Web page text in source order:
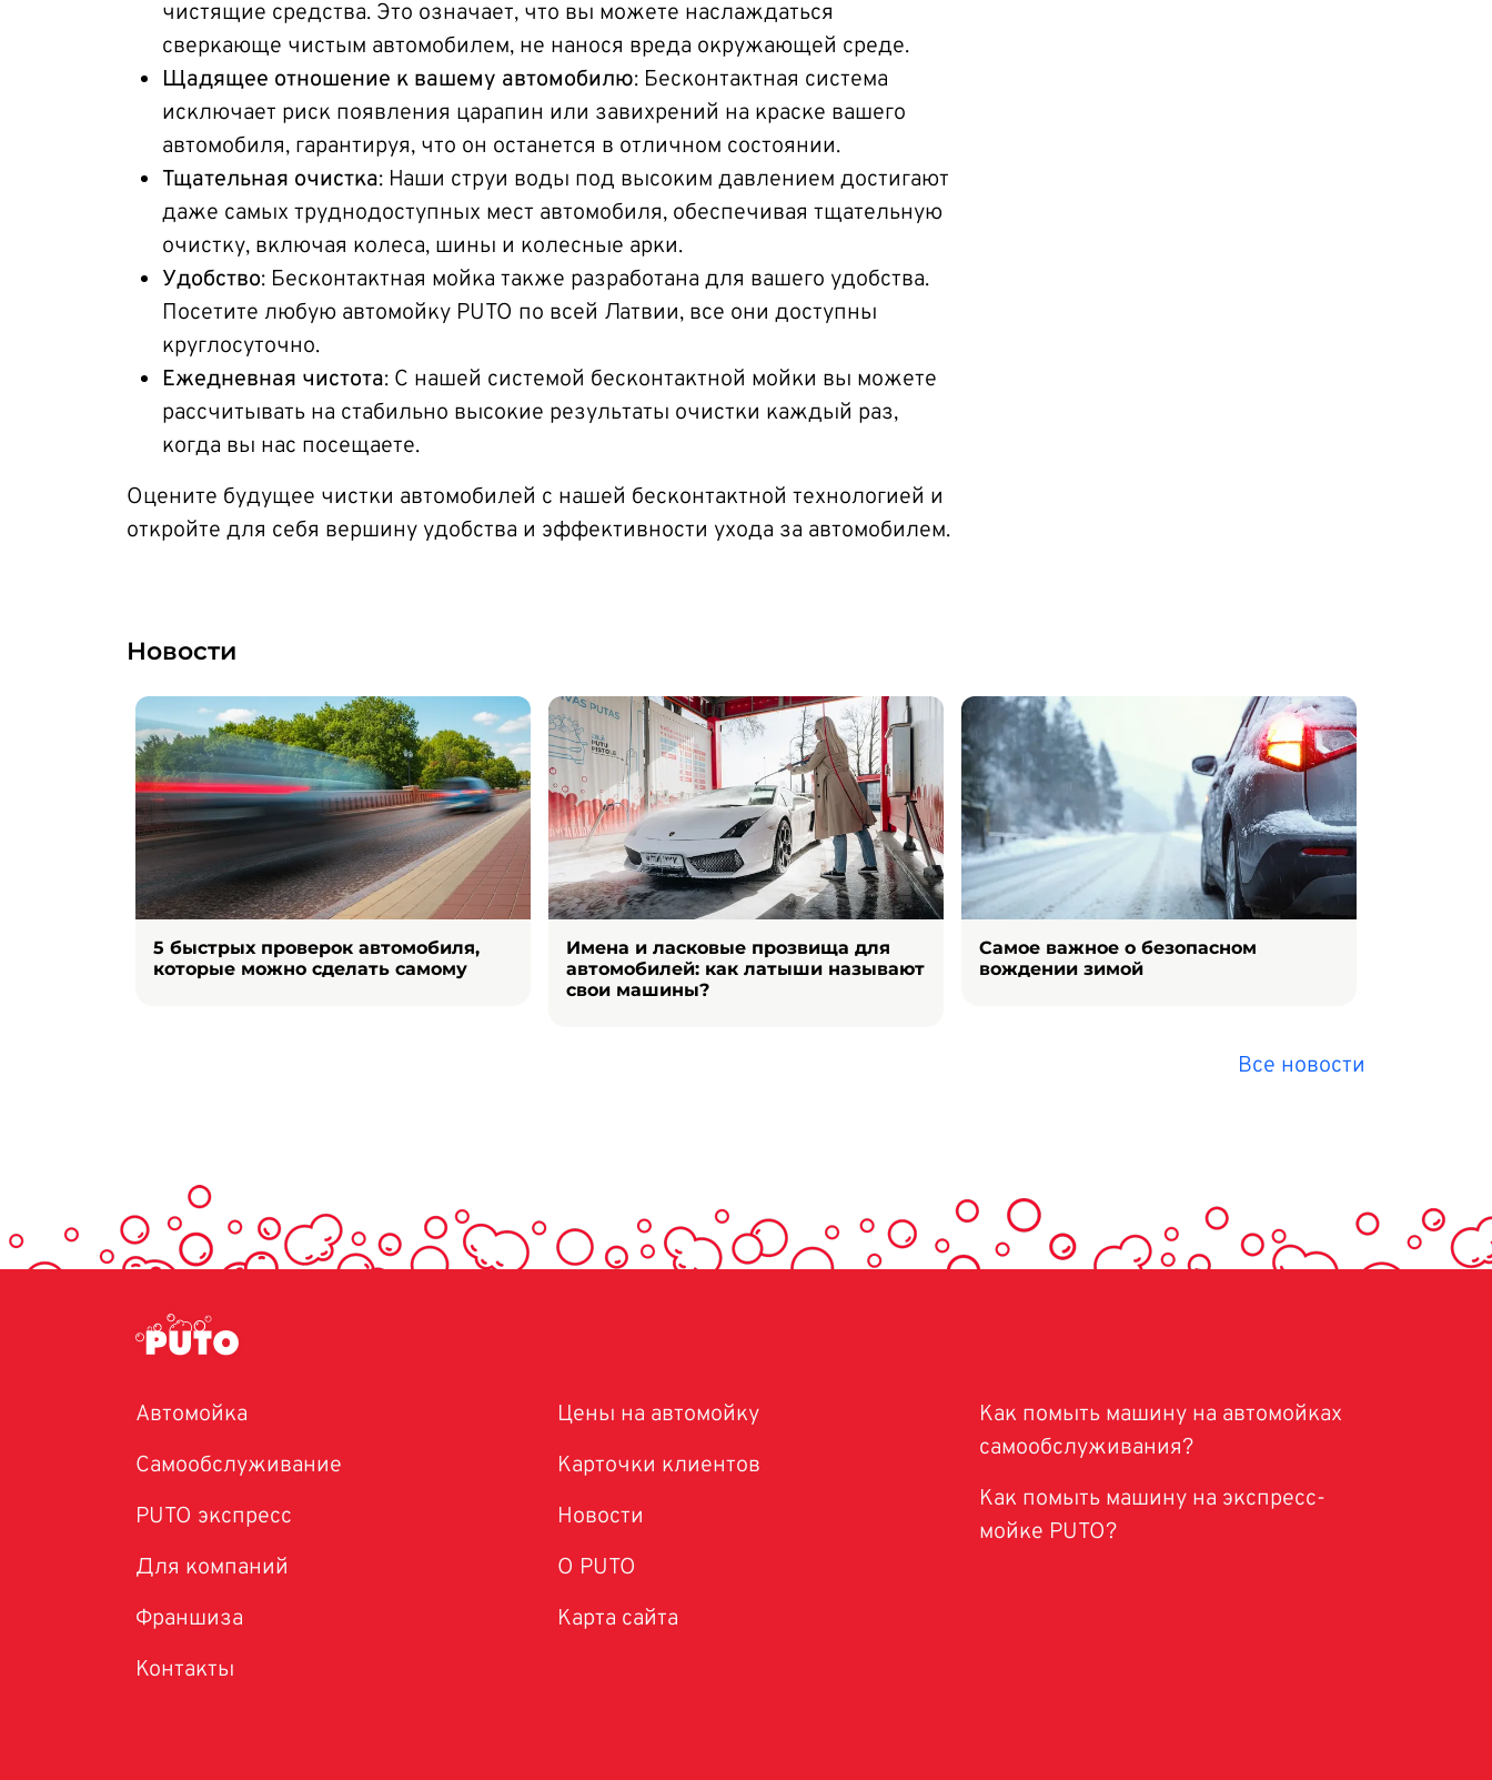
чистящие средства. Это означает, что вы можете наслаждаться
сверкающе чистым автомобилем, не нанося вреда окружающей среде.
Щадящее отношение к вашему автомобилю: Бесконтактная система
исключает риск появления царапин или завихрений на краске вашего
автомобиля, гарантируя, что он останется в отличном состоянии.
Тщательная очистка: Наши струи воды под высоким давлением достигают
даже самых труднодоступных мест автомобиля, обеспечивая тщательную
очистку, включая колеса, шины и колесные арки.
Удобство: Бесконтактная мойка также разработана для вашего удобства.
Посетите любую автомойку PUTO по всей Латвии, все они доступны
круглосуточно.
Ежедневная чистота: С нашей системой бесконтактной мойки вы можете
рассчитывать на стабильно высокие результаты очистки каждый раз,
когда вы нас посещаете.
Оцените будущее чистки автомобилей с нашей бесконтактной технологией и
откройте для себя вершину удобства и эффективности ухода за автомобилем.
Новости
Изображение
5 быстрых проверок автомобиля,
которые можно сделать самому
Изображение
Имена и ласковые прозвища для
автомобилей: как латыши называют
свои машины?
Изображение
Самое важное о безопасном
вождении зимой
Все новости
Автомойка
Самообслуживание
PUTO экспресс
Для компаний
Франшиза
Контакты
Цены на автомойку
Карточки клиентов
Новости
O PUTO
Карта сайта
Как помыть машину на автомойках
самообслуживания?
Как помыть машину на экспресс-
мойке PUTO?